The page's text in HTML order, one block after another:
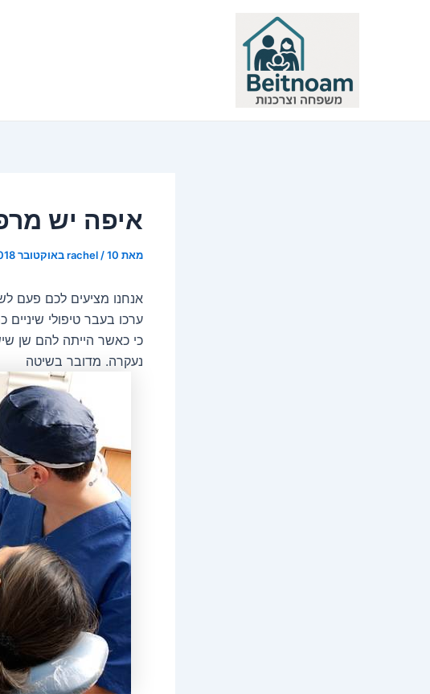
איפה יש
מאת rachel /10 באוקטובר 2018
אנחנו מציעים לכם פעם
ערכו בעבר טיפולי שיניים
כי כאשר הייתה להם שן
נעקרה. מדובר בשיטה